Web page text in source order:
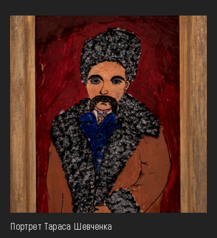
Портрет Тараса Шевченка